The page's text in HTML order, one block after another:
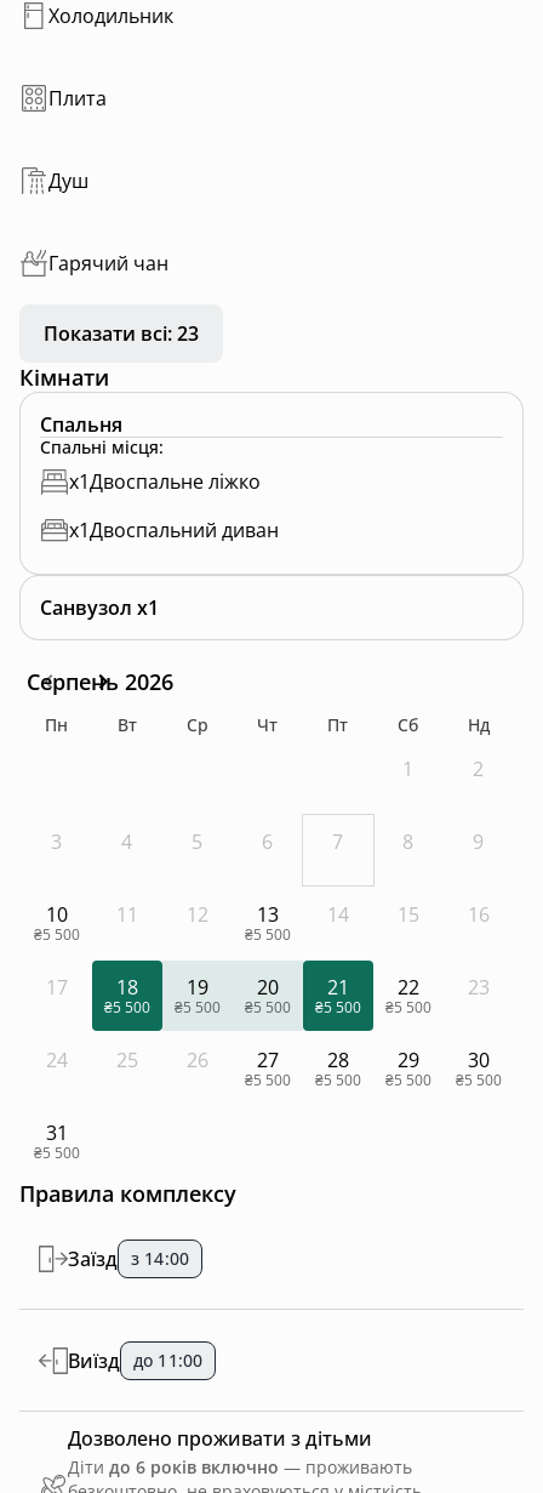
Холодильник
Плита
Душ
Гарячий чан
Показати всі: 23
Кімнати
Спальня
Спальні місця:
x1Двоспальне ліжко
x1Двоспальний диван
Санвузол x1
Серпень 2026
Пн Вт Ср Чт Пт Сб Нд
1 2
3 4 5 6 7 8 9
10
₴5 500
11 12 13
₴5 500
14 15 16
17 18
₴5 500
19
₴5 500
20
₴5 500
21
₴5 500
22
₴5 500
23
24 25 26 27
₴5 500
28
₴5 500
29
₴5 500
30
₴5 500
31
₴5 500
Правила комплексу
Заїзд з 14:00
Виїзд до 11:00
Дозволено проживати з дітьми
Діти до 6 років включно — проживають